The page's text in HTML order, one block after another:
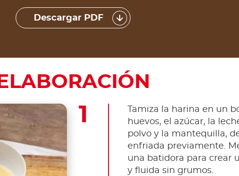
Descargar PDF
ELABORACIÓN
Tamiza la harina en un
huevos, el azúcar, la
polvo y la mantequilla,
enfriada previamente.
una batidora para crear
y fluida sin grumos.